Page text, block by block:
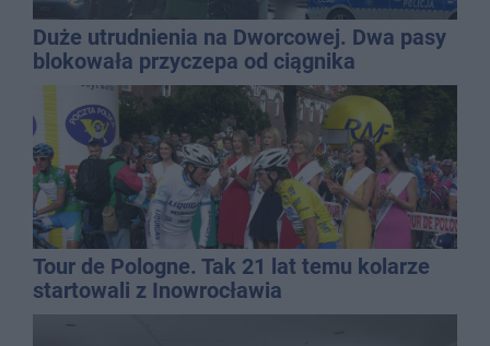
Duże utrudnienia na Dworcowej. Dwa pasy
blokowała przyczepa od ciągnika
Tour de Pologne. Tak 21 lat temu kolarze
startowali z Inowrocławia